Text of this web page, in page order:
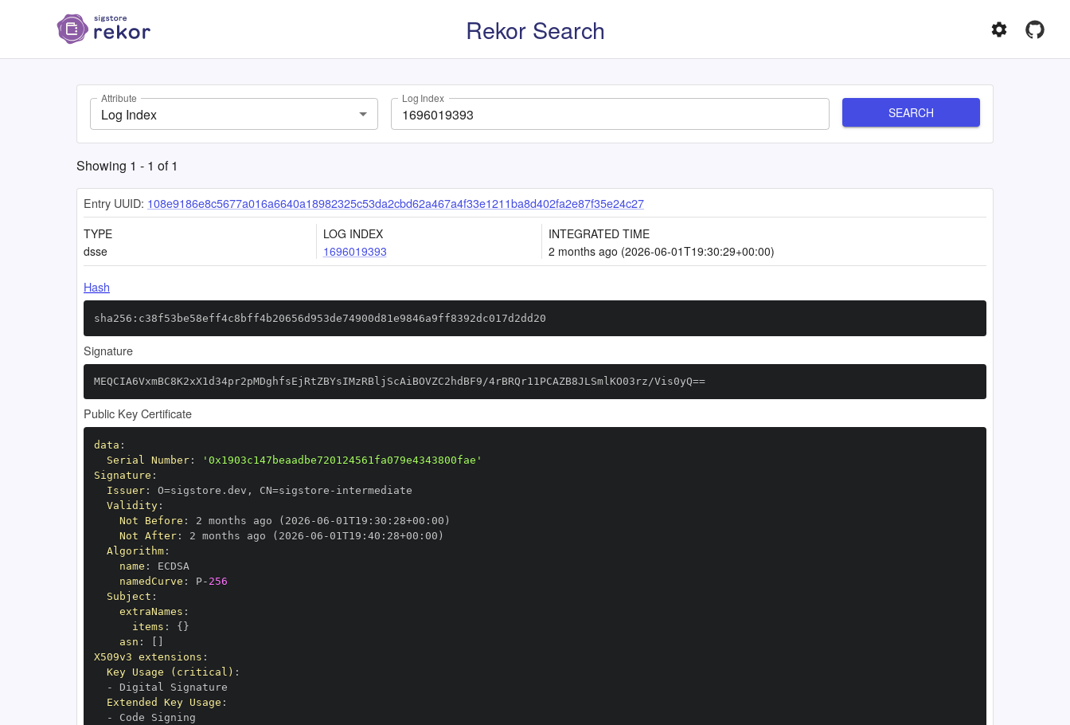
Rekor Search
Attribute
Log Index
Log Index
SEARCH
Showing 1 - 1 of1
Entry UUID: 108e9186e8c5677a016a6640a18982325c53da2cbd62a467a4f33e1211ba8d402fa2e87f35e24c27
TYPE
dsse
LOG INDEX
1696019393
INTEGRATED TIME
2 months ago (2026-06-01T19:30:29+00:00)
Hash
sha256:c38f53be58eff4c8bff4b20656d953de74900d81e9846a9ff8392dc017d2dd20
Signature
MEQCIA6VxmBC8K2xX1d34pr2pMDghfsEjRtZBYsIMzRBljScAiBOVZC2hdBF9/4rBRQr11PCAZB8JLSmlKO03rz/Vis0yQ==
Public Key Certificate
data :
Serial Number:
'0x1903c147beaadbe720124561fa079e4343800fae'
Signature :
Issuer: O=sigstore.dev , CN=sigstore -
Validity:
Not Before : 2 months ago (2026 -06 -01T19 : 30 : 28+00 :
Not After: 2 months ago (2026 -06 -01T19 : 40 : 28+00 :
Algorithm:
name :
namedCurve : P- 256
Subject :
extraNames :
items : { }
asn :
X509v3 extensions :
Key Usage (critical) :
-
Extended Key Usage :
-